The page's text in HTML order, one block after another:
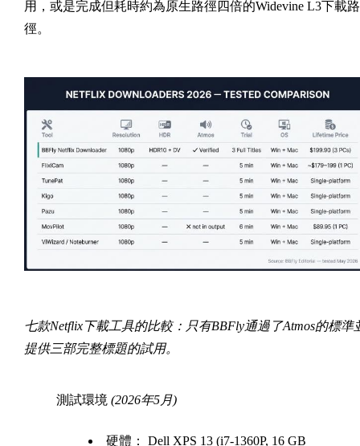
用，或是完成但耗時約為原生路徑四倍的Widevine L3下載路
徑。
七款Netflix下載工具的比較：只有BBFly通過了Atmos的標準
提供三部完整標題的試用。
測試環境 (2026年5月)
硬體：
Dell XPS 13 (i7-1360P, 16 GB